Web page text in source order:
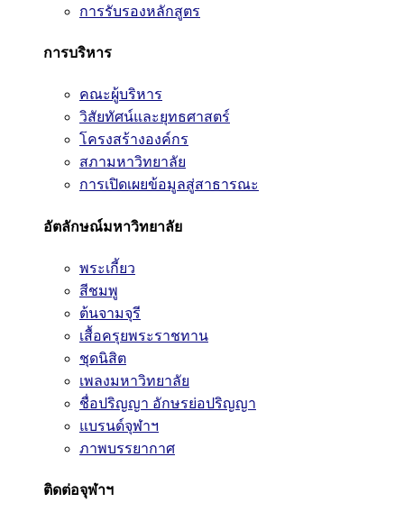
การรับรองหลักสูตร
การบริหาร
คณะผู้บริหาร
วิสัยทัศน์และยุทธศาสตร์
โครงสร้างองค์กร
สภามหาวิทยาลัย
การเปิดเผยข้อมูลสู่สาธารณะ
อัตลักษณ์มหาวิทยาลัย
พระเกี้ยว
สีชมพู
ต้นจามจุรี
เสื้อครุยพระราชทาน
ชุดนิสิต
เพลงมหาวิทยาลัย
ชื่อปริญญา อักษรย่อปริญญา
แบรนด์จุฬาฯ
ภาพบรรยากาศ
ติดต่อจุฬาฯ